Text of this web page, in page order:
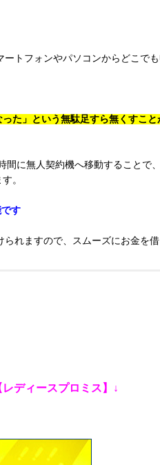
トフォンやパソコンからどこで
た」という無駄足すら無くすこ
に無人契約機へ移動すること
。
す
れますので、スムーズにお金を
ディースプロミス】↓